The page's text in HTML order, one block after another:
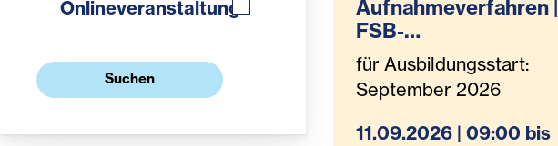
Onlineveranstaltung
Suchen
Aufnahmeverfahren |
FSB-
Altenarbeit/Behindert
enarbeit inkl.
Pflegeassistenz
(Teilzeit)
für Ausbildungsstart:
September 2026
11.09.2026 | 09:00 bis